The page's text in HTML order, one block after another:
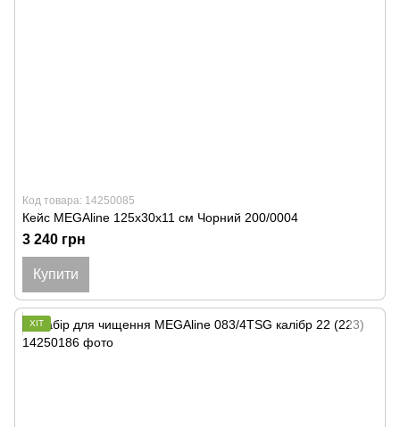
Код товара: 14250085
Кейс MEGAline 125х30х11 см Чорний 200/0004
3 240 грн
Купити
ХІТ